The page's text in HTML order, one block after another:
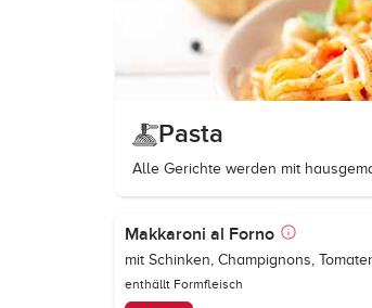
Pasta
Alle Gerichte werden mit
Makkaroni al Forno
mit Schinken, Champignons,
enthällt Formfleisch